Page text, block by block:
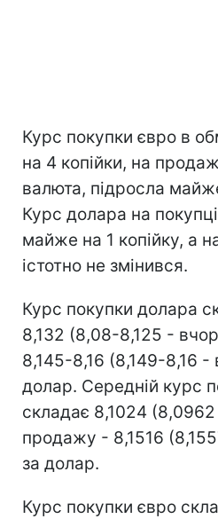
Курс покупки євро в
на 4 копійки, на
валюта, підросла
Курс долара на
майже на 1 копійку, а
істотно не змінився.
Курс покупки долара
8,132 (8,08-8,125 -
8,145-8,16 (8,149-8,16 -
долар. Середній курс
складає 8,1024
продажу - 8,1516
за долар.
Курс покупки євро